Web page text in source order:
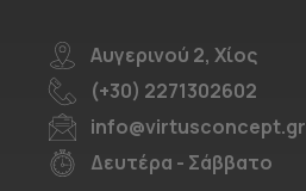
Αυγερινού 2, Χίος
(+30) 2271302602
info@virtusconcept.gr
Δευτέρα - Σάββατο